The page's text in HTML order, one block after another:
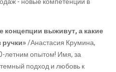
концепции выживут, а какие
ручки»/Анастасия Крумина,
летним опытом! Имя, за
подход и любовь к